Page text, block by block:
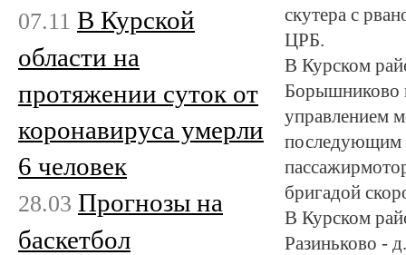
скутера с
ЦРБ.
В Курском
Борышниково
управлением
последующим
бригадой
В Курском
Разиньково -
07.11 В Курской
области на
протяжении суток от
коронавируса умерли
6 человек
28.03 Прогнозы на
баскетбол